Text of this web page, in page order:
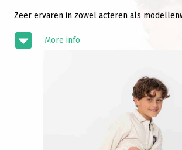
Zeer ervaren in zowel acteren als
More info